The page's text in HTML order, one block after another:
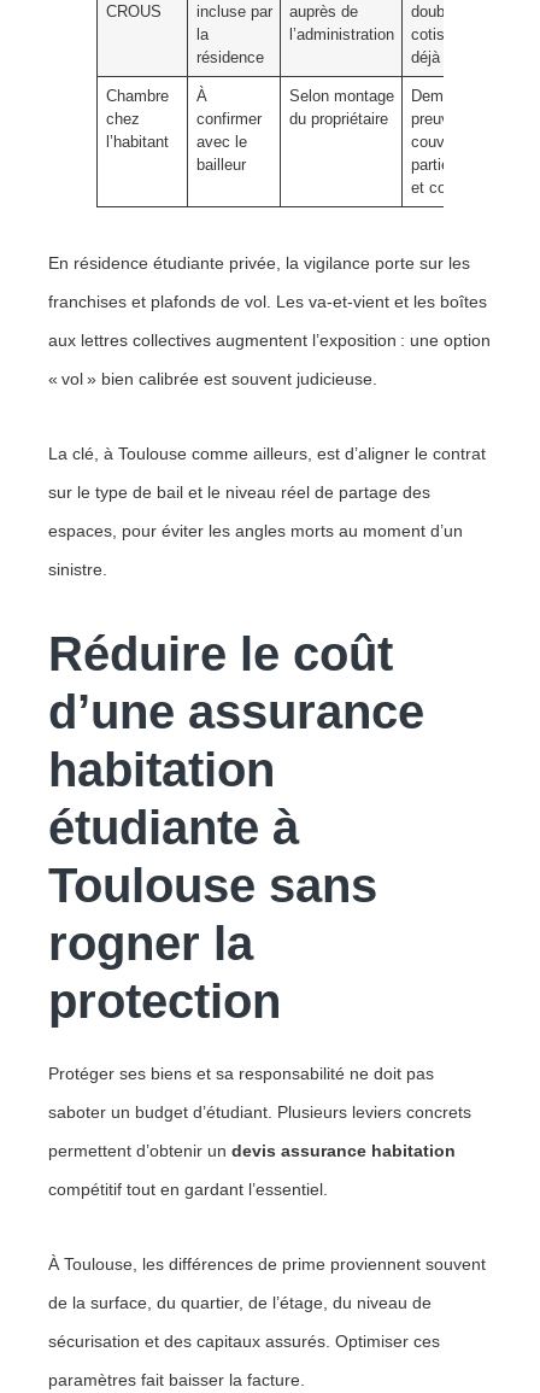
CROUS
incluse par
la
résidence
auprès de
l’administration
doublon de
cotisations si
déjà couvert.
Chambre
chez
l’habitant
À
confirmer
avec le
bailleur
Selon montage
du propriétaire
Demander la
preuve de
couverture des
parties privées
et communes.
En résidence étudiante privée, la vigilance porte sur les
franchises et plafonds de vol. Les va-et-vient et les boîtes
aux lettres collectives augmentent l’exposition : une option
« vol » bien calibrée est souvent judicieuse.
La clé, à Toulouse comme ailleurs, est d’aligner le contrat
sur le type de bail et le niveau réel de partage des
espaces, pour éviter les angles morts au moment d’un
sinistre.
Réduire le coût
d’une assurance
habitation
étudiante à
Toulouse sans
rogner la
protection
Protéger ses biens et sa responsabilité ne doit pas
saboter un budget d’étudiant. Plusieurs leviers concrets
permettent d’obtenir undevis assurance habitation
compétitif tout en gardant l’essentiel.
À Toulouse, les différences de prime proviennent souvent
de la surface, du quartier, de l’étage, du niveau de
sécurisation et des capitaux assurés. Optimiser ces
paramètres fait baisser la facture.